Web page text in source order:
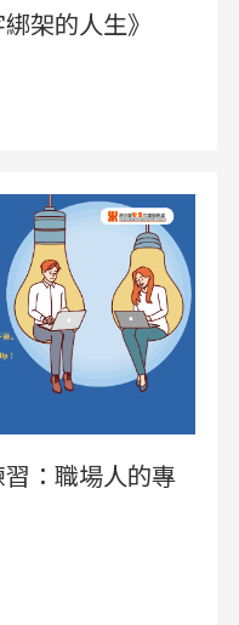
架的人生》
：職場人的專